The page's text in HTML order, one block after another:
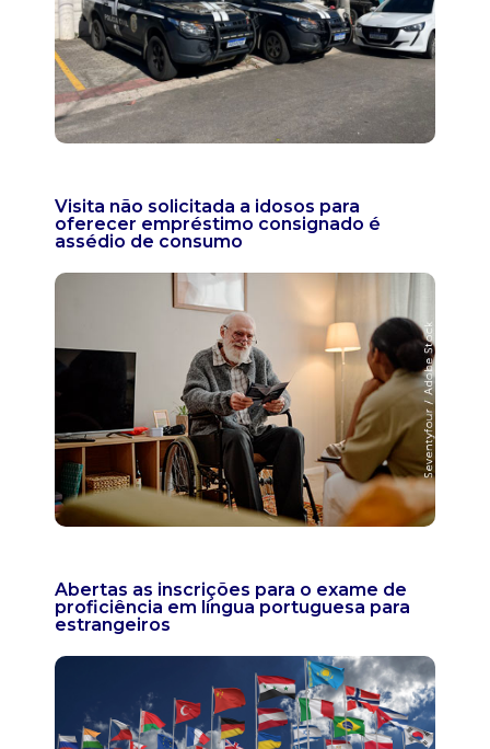
Visita não solicitada a idosos para
oferecer empréstimo consignado é
assédio de consumo
Abertas as inscrições para o exame de
proficiência em língua portuguesa para
estrangeiros